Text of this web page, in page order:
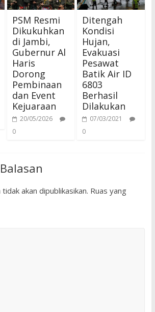
PSM Resmi
Dikukuhkan
di Jambi,
Gubernur Al
Haris
Dorong
Pembinaan
dan Event
Kejuaraan
20/05/2026
0
Ditengah
Kondisi
Hujan,
Evakuasi
Pesawat
Batik Air ID
6803
Berhasil
Dilakukan
07/03/2021
0
akan dipublikasikan. Ruas yang